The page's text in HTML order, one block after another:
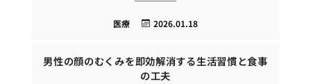
2026.01.18
医療
男性の顔のむくみを即効解消する生活習慣と食事
の工夫